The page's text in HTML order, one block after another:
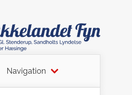
Navigation